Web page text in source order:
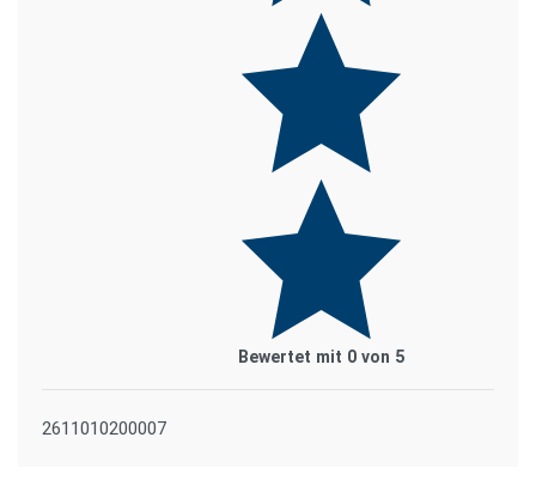
Bewertet mit 0von 5
2611010200007